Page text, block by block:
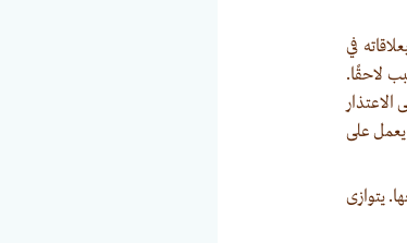
في
لاحقًا.
يعمل على
يتوازى